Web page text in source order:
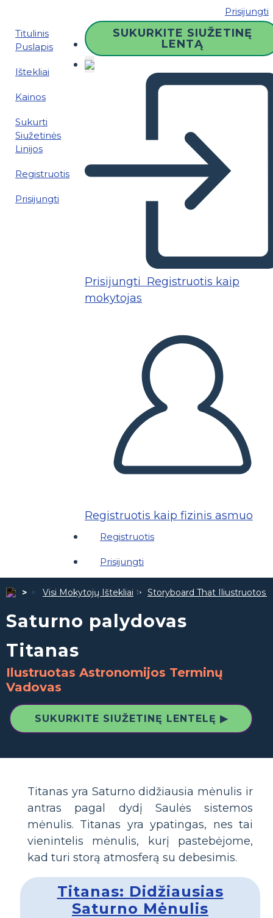
Prisijungti
Titulinis
Puslapis
Ištekliai
Kainos
Sukurti
Siužetinės
Linijos
Registruotis
Prisijungti
SUKURKITE SIUŽETINĘ
LENTĄ
Prisijungti Registruotis kaip
mokytojas
Registruotis kaip fizinis asmuo
Registruotis
Prisijungti
Visi Mokytojų Ištekliai Storyboard That Iliustruotos
Saturno palydovas
Titanas
Ilustruotas Astronomijos Terminų
Vadovas
SUKURKITE SIUŽETINĘ LENTELĘ ▶
Titanas yra Saturno didžiausia mėnulis ir
antras pagal dydį Saulės sistemos
mėnulis. Titanas yra ypatingas, nes tai
vienintelis mėnulis, kurį pastebėjome,
kad turi storą atmosferą su debesimis.
Titanas: Didžiausias
Saturno Mėnulis